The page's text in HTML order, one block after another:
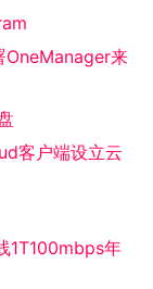
来
客户端设立云
1T100mbps年